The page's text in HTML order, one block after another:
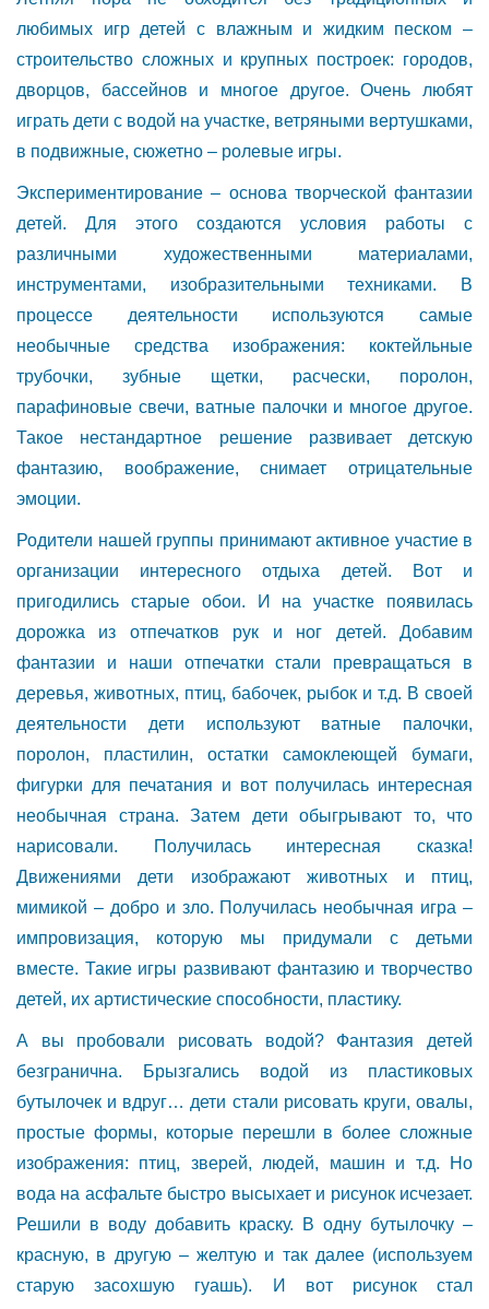
любимых игр детей с влажным и жидким песком –
строительство сложных и крупных построек: городов,
дворцов, бассейнов и многое другое. Очень любят
играть дети с водой на участке, ветряными вертушками,
в подвижные, сюжетно – ролевые игры.
Экспериментирование – основа творческой фантазии
детей. Для этого создаются условия работы с
различными художественными материалами,
инструментами, изобразительными техниками. В
процессе деятельности используются самые
необычные средства изображения: коктейльные
трубочки, зубные щетки, расчески, поролон,
парафиновые свечи, ватные палочки и многое другое.
Такое нестандартное решение развивает детскую
фантазию, воображение, снимает отрицательные
эмоции.
Родители нашей группы принимают активное участие в
организации интересного отдыха детей. Вот и
пригодились старые обои. И на участке появилась
дорожка из отпечатков рук и ног детей. Добавим
фантазии и наши отпечатки стали превращаться в
деревья, животных, птиц, бабочек, рыбок и т.д. В своей
деятельности дети используют ватные палочки,
поролон, пластилин, остатки самоклеющей бумаги,
фигурки для печатания и вот получилась интересная
необычная страна. Затем дети обыгрывают то, что
нарисовали. Получилась интересная сказка!
Движениями дети изображают животных и птиц,
мимикой – добро и зло. Получилась необычная игра –
импровизация, которую мы придумали с детьми
вместе. Такие игры развивают фантазию и творчество
детей, их артистические способности, пластику.
А вы пробовали рисовать водой? Фантазия детей
безгранична. Брызгались водой из пластиковых
бутылочек и вдруг… дети стали рисовать круги, овалы,
простые формы, которые перешли в более сложные
изображения: птиц, зверей, людей, машин и т.д. Но
вода на асфальте быстро высыхает и рисунок исчезает.
Решили в воду добавить краску. В одну бутылочку –
красную, в другую – желтую и так далее (используем
старую засохшую гуашь). И вот рисунок стал